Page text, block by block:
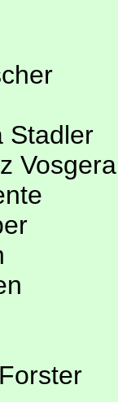
Stadler